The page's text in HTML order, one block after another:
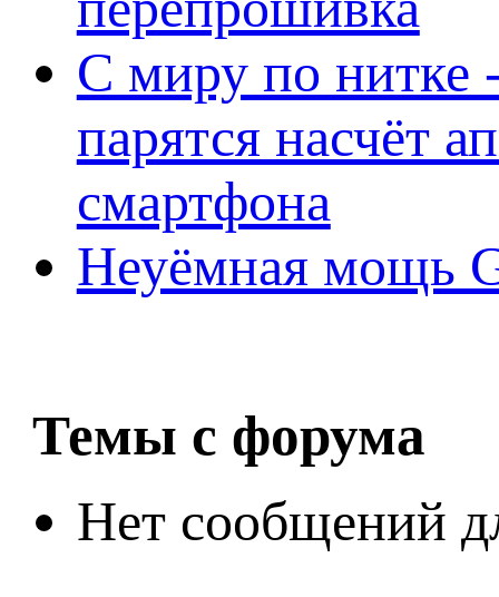
С миру по нитке
парятся насчёт
смартфона
Неуёмная мощь
Темы с форума
Нет сообщений